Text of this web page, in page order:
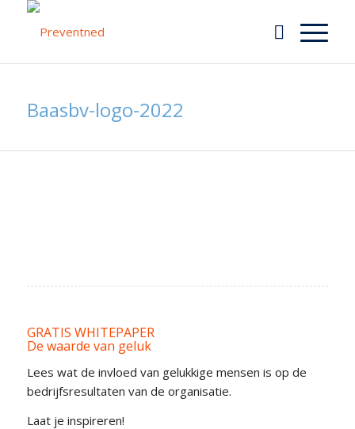
Baasbv-logo-2022
GRATIS WHITEPAPER
De waarde van geluk
Lees wat de invloed van gelukkige mensen is op de
bedrijfsresultaten van de organisatie.
Laat je inspireren!